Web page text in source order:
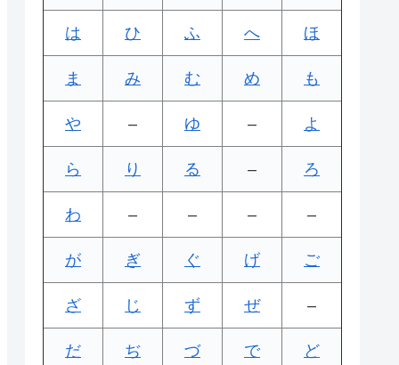
は ひ ふ へ ほ
ま み む め も
や – ゆ – よ
ら り る – ろ
わ – – – –
が ぎ ぐ げ ご
ざ じ ず ぜ –
だ ぢ づ で ど